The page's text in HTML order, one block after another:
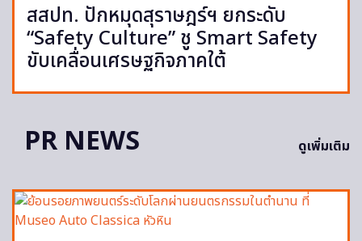
สสปท. ปักหมุดสุราษฎร์ฯ ยกระดับ
“Safety Culture” ชู Smart Safety
ขับเคลื่อนเศรษฐกิจภาคใต้
PR NEWS ดูเพิ่มเติม